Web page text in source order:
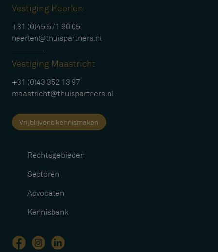
Vestiging Heerlen
+31 (0)45 571 90 05
heerlen@thuispartners.nl
Vestiging Maastricht
+31 (0)43 352 13 97
maastricht@thuispartners.nl
Vrijblijvend kennismaken
Rechtsgebieden
Sectoren
Advocaten
Kennisbank